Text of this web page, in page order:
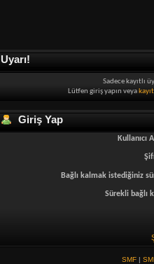
Uyarı!
Sadece kayıtlı
Lütfen giriş yapın veya
Giriş Yap
Kullanıcı
Bağlı kalmak istediğiniz
Sürekli bağlı
SMF